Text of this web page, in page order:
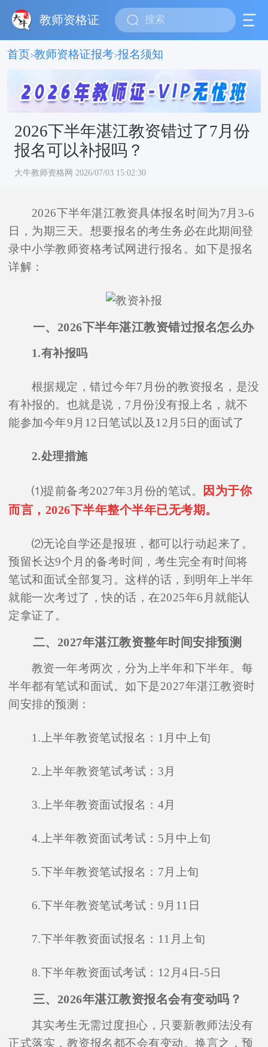
教师资格证
首页>教师资格证报考>报名须知
2026下半年湛江教资错过了7月份
报名可以补报吗？
大牛教师资格网 2026/07/03 15:02:30
2026下半年湛江教资具体报名时间为7月3-6
日，为期三天。想要报名的考生务必在此期间登
录中小学教师资格考试网进行报名。如下是报名
详解：
一、2026下半年湛江教资错过报名怎么办
1.有补报吗
根据规定，错过今年7月份的教资报名，是没
有补报的。也就是说，7月份没有报上名，就不
能参加今年9月12日笔试以及12月5日的面试了
2.处理措施
⑴提前备考2027年3月份的笔试。
因为于你
而言，2026下半年整个半年已无考期。
⑵无论自学还是报班，都可以行动起来了。
预留长达9个月的备考时间，考生完全有时间将
笔试和面试全部复习。这样的话，到明年上半年
就能一次考过了，快的话，在2025年6月就能认
定拿证了。
二、2027年湛江教资整年时间安排预测
教资一年考两次，分为上半年和下半年。每
半年都有笔试和面试。如下是2027年湛江教资时
间安排的预测：
1.上半年教资笔试报名：1月中上旬
2.上半年教资笔试考试：3月
3.上半年教资面试报名：4月
4.上半年教资面试考试：5月中上旬
5.下半年教资笔试报名：7月上旬
6.下半年教资笔试考试：9月11日
7.下半年教资面试报名：11月上旬
8.下半年教资面试考试：12月4日-5日
三、2026年湛江教资报名会有变动吗？
其实考生无需过度担心，只要新教师法没有
正式落实，教资报名都不会有变动。换言之，预